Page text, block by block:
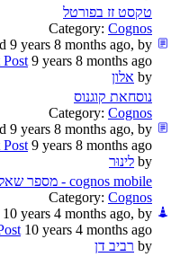
טקסט זז בפורטל
Category: Cognos
9 years 8 months ago, by
Post 9 years 8 months ago
by אלון
נוסחאת קוגנוס
Category: Cognos
9 years 8 months ago, by
Post 9 years 8 months ago
by לינוּר
cognos mobile - מספר שאלות
Category: Cognos
years 4 months ago, by
10 years 4 months ago
by רביב דן